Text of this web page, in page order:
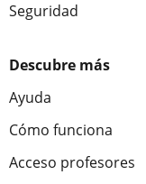
Seguridad
Descubre más
Ayuda
Cómo funciona
Acceso profesores